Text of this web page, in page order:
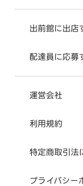
出前館に出店
配達員に応募
運営会社
利用規約
特定商取引法
プライバシー